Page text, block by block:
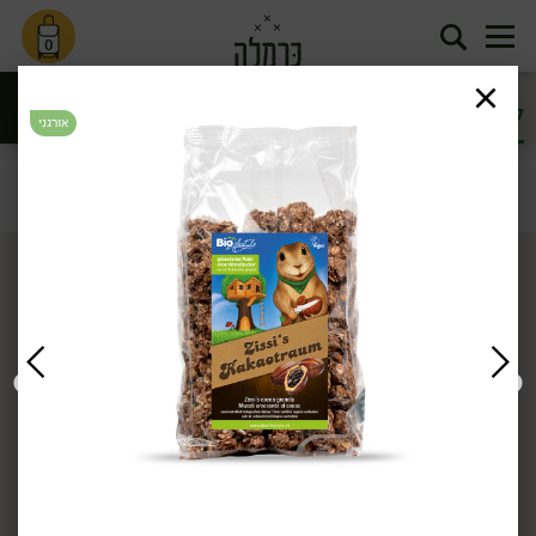
0
לגן ולכיתה
סינון
לגן ולכיתה
ללא גלוטן טבעוני טבעוני
אורגני